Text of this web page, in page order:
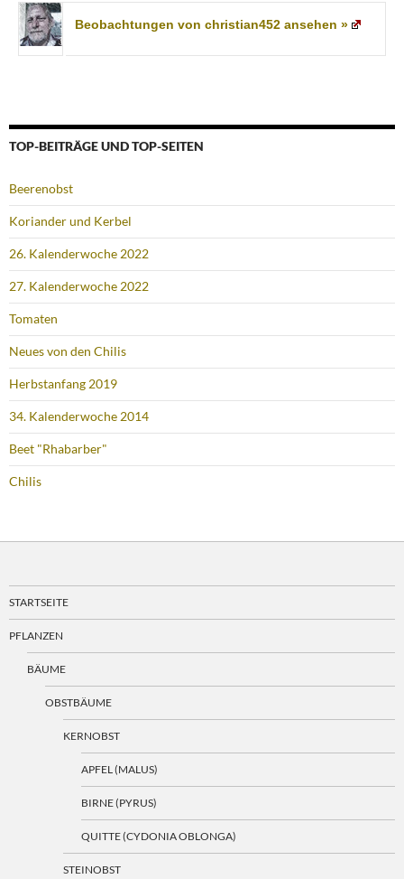
Beobachtungen von christian452 ansehen »
TOP-BEITRÄGE UND TOP-SEITEN
Beerenobst
Koriander und Kerbel
26. Kalenderwoche 2022
27. Kalenderwoche 2022
Tomaten
Neues von den Chilis
Herbstanfang 2019
34. Kalenderwoche 2014
Beet "Rhabarber"
Chilis
STARTSEITE
PFLANZEN
BÄUME
OBSTBÄUME
KERNOBST
APFEL (MALUS)
BIRNE (PYRUS)
QUITTE (CYDONIA OBLONGA)
STEINOBST